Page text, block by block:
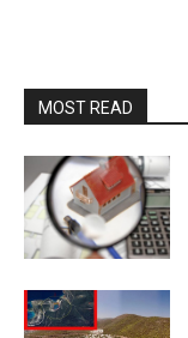
MOST READ